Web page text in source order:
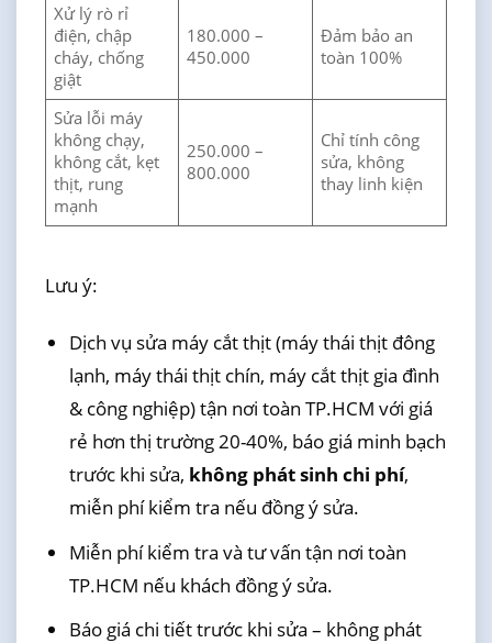
Xử lý rò rỉ
điện, chập
cháy, chống
giật
180.000 –
450.000
Đảm bảo an
toàn 100%
Sửa lỗi máy
không chạy,
không cắt, kẹt
thịt, rung
mạnh
250.000 –
800.000
Chỉ tính công
sửa, không
thay linh kiện
Lưu ý:
Dịch vụ sửa máy cắt thịt (máy thái thịt đông
lạnh, máy thái thịt chín, máy cắt thịt gia đình
& công nghiệp) tận nơi toàn TP.HCM với giá
rẻ hơn thị trường 20-40%, báo giá minh bạch
trước khi sửa, không phát sinh chi phí,
miễn phí kiểm tra nếu đồng ý sửa.
Miễn phí kiểm tra và tư vấn tận nơi toàn
TP.HCM nếu khách đồng ý sửa.
Báo giá chi tiết trước khi sửa – không phát